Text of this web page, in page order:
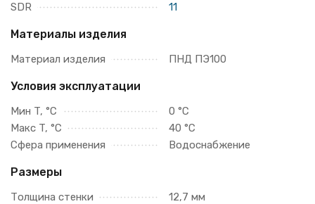
SDR
11
Материалы изделия
Материал изделия ПНД ПЭ100
Условия эксплуатации
Мин T, °C
0 °C
Макс T, °C
40 °C
Сфера применения
Водоснабжение
Размеры
Толщина стенки
12,7 мм